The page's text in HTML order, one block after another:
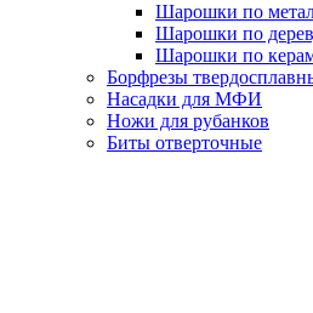
Шарошки по
Шарошки по
Шарошки по
Борфрезы
Насадки для МФИ
Ножи для рубанков
Биты отверточные